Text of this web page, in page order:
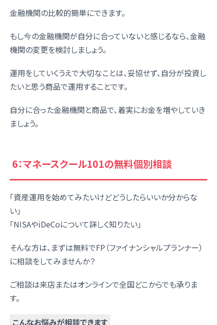
金融機関の比較的簡単にできます。
もし今の金融機関が自分に合っていないと感じるなら、金融
機関の変更を検討しましょう。
運用をしていくうえで大切なことは、妥協せず、自分が投資し
たいと思う商品で運用することです。
自分に合った金融機関と商品で、着実にお金を増やしていき
ましょう。
6：マネースクール101の無料個別相談
「資産運用を始めてみたいけどどうしたらいいか分からな
い」
「NISAやiDeCoについて詳しく知りたい」
そんな方は、まずは無料でFP（ファイナンシャルプランナー）
に相談をしてみませんか？
ご相談は来店またはオンラインで全国どこからでも承りま
す。
こんなお悩みが相談できます